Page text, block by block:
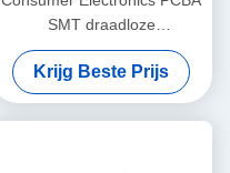
SMT draadloze
oplaadpannen PCB-
productie en assemblage
Krijg Beste Prijs